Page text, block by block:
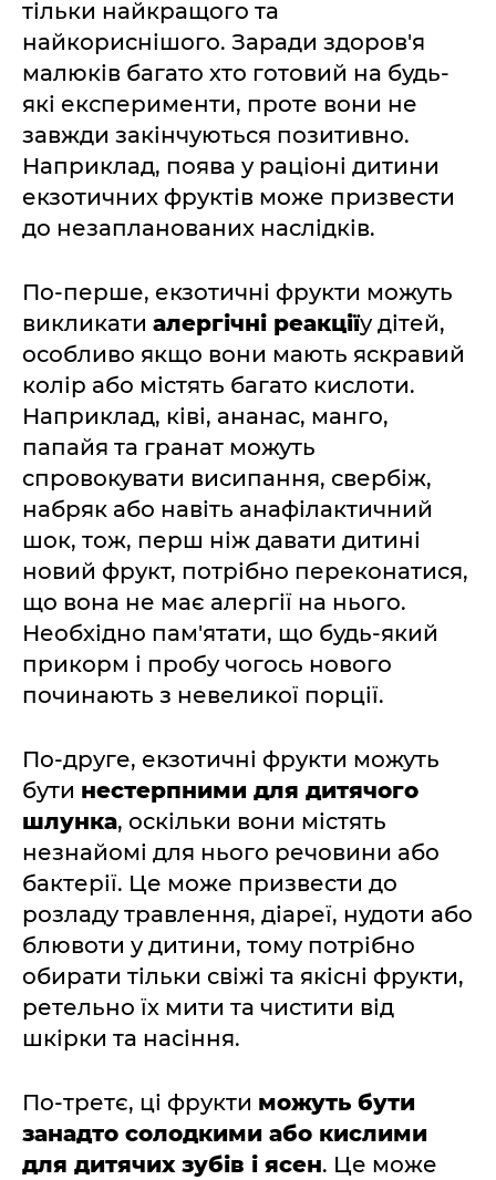
тільки найкращого та
найкориснішого. Заради здоров'я
малюків багато хто готовий на будь-
які експерименти, проте вони не
завжди закінчуються позитивно.
Наприклад, поява у раціоні дитини
екзотичних фруктів може призвести
до незапланованих наслідків.
По-перше, екзотичні фрукти можуть
викликати алергічні реакціїу дітей,
особливо якщо вони мають яскравий
колір або містять багато кислоти.
Наприклад, ківі, ананас, манго,
папайя та гранат можуть
спровокувати висипання, свербіж,
набряк або навіть анафілактичний
шок, тож, перш ніж давати дитині
новий фрукт, потрібно переконатися,
що вона не має алергії на нього.
Необхідно пам'ятати, що будь-який
прикорм і пробу чогось нового
починають з невеликої порції.
По-друге, екзотичні фрукти можуть
бути нестерпними для дитячого
шлунка, оскільки вони містять
незнайомі для нього речовини або
бактерії. Це може призвести до
розладу травлення, діареї, нудоти або
блювоти у дитини, тому потрібно
обирати тільки свіжі та якісні фрукти,
ретельно їх мити та чистити від
шкірки та насіння.
По-третє, ці фрукти можуть бути
занадто солодкими або кислими
для дитячих зубів і ясен. Це може